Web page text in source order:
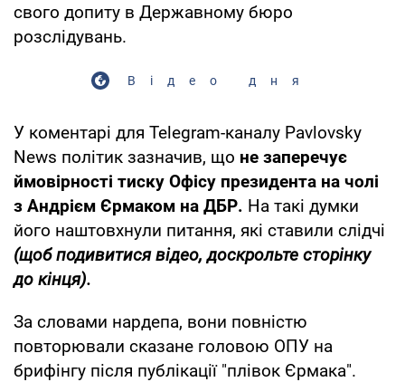
свого допиту в Державному бюро
розслідувань.
Відео дня
У коментарі для Telegram-каналу Pavlovsky
News політик зазначив, що не заперечує
ймовірності тиску Офісу президента на чолі
з Андрієм Єрмаком на ДБР. На такі думки
його наштовхнули питання, які ставили слідчі
(щоб подивитися відео, доскрольте сторінку
до кінця).
За словами нардепа, вони повністю
повторювали сказане головою ОПУ на
брифінгу після публікації "плівок Єрмака".